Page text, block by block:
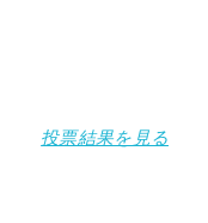
投票結果を見る